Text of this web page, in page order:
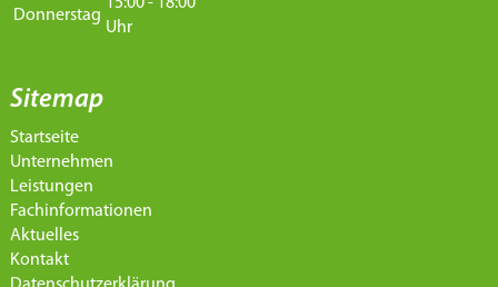
Donnerstag
Uhr
Sitemap
Startseite
Unternehmen
Leistungen
Fachinformationen
Aktuelles
Kontakt